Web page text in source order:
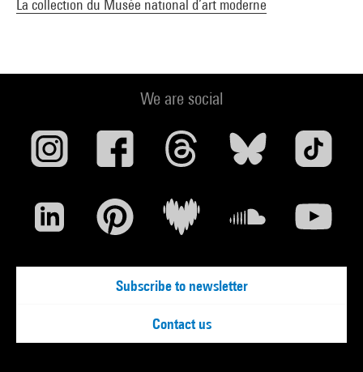
La collection du Musée national d’art moderne
We are social
Subscribe to newsletter
Contact us